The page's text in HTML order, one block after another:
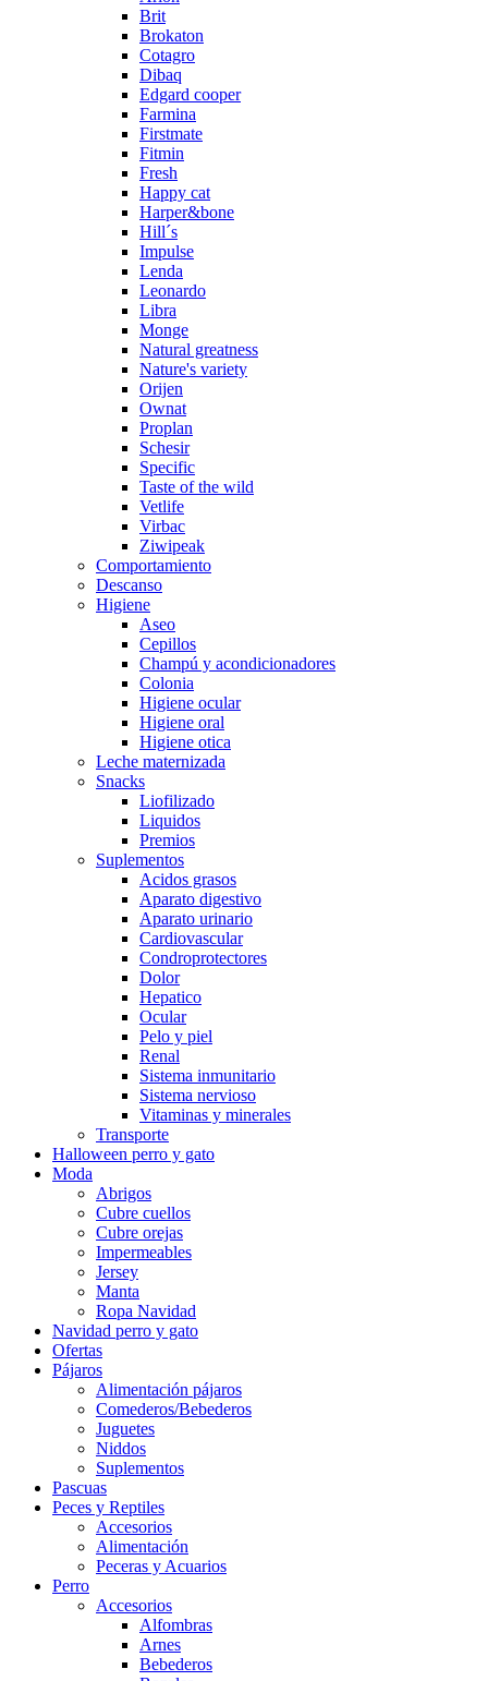
Brit
Brokaton
Cotagro
Dibaq
Edgard cooper
Farmina
Firstmate
Fitmin
Fresh
Happy cat
Harper&bone
Hill´s
Impulse
Lenda
Leonardo
Libra
Monge
Natural greatness
Nature's variety
Orijen
Ownat
Proplan
Schesir
Specific
Taste of the wild
Vetlife
Virbac
Ziwipeak
Comportamiento
Descanso
Higiene
Aseo
Cepillos
Champú y acondicionadores
Colonia
Higiene ocular
Higiene oral
Higiene otica
Leche maternizada
Snacks
Liofilizado
Liquidos
Premios
Suplementos
Acidos grasos
Aparato digestivo
Aparato urinario
Cardiovascular
Condroprotectores
Dolor
Hepatico
Ocular
Pelo y piel
Renal
Sistema inmunitario
Sistema nervioso
Vitaminas y minerales
Transporte
Halloween perro y gato
Moda
Abrigos
Cubre cuellos
Cubre orejas
Impermeables
Jersey
Manta
Ropa Navidad
Navidad perro y gato
Ofertas
Pájaros
Alimentación pájaros
Comederos/Bebederos
Juguetes
Niddos
Suplementos
Pascuas
Peces y Reptiles
Accesorios
Alimentación
Peceras y Acuarios
Perro
Accesorios
Alfombras
Arnes
Bebederos